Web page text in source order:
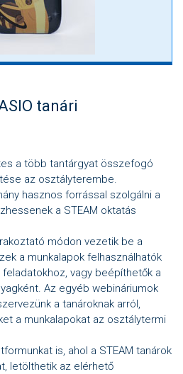
tanári
a több tantárgyat összefogó
az osztályterembe.
hasznos forrással szolgálni a
a STEAM oktatás
módon vezetik be a
a munkalapok felhasználhatók
vagy beépíthetők a
Az egyéb webináriumok
a tanároknak arról,
a munkalapokat az osztálytermi
is, ahol a STEAM tanárok
letölthetik az elérhető